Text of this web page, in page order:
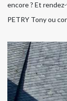
encore ? Et
PETRY Tony ou